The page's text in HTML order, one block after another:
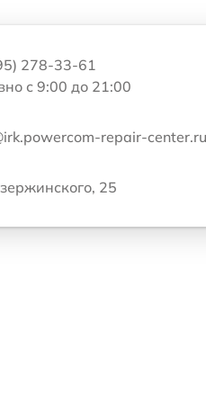
278-33-61
с 9:00 до 21:00
repair-center.ru
25